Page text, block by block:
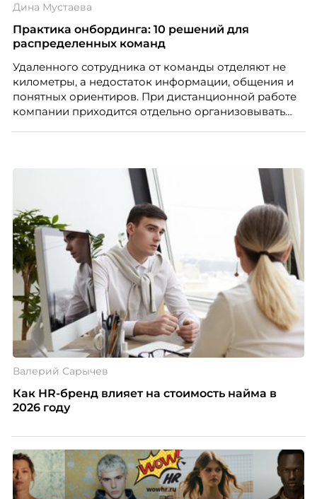
повысить эффективность сотрудников, ускорить
процессы, сохранить качество поддержки и
масштабироваться без роста команды. Так и
Skillbox.
Дина Мустаева
Практика онбординга: 10 решений для
распределенных команд
Удаленного сотрудника от команды отделяют не
километры, а недостаток информации, общения и
понятных ориентиров. При дистанционной работе
компании приходится отдельно организовывать
рассказывает, как выстроить адаптацию
распределенной команды без лишнего контроля и
бесконечных созвонов.
Валерий Сарычев
Как HR-бренд влияет на стоимость найма в
2026 году